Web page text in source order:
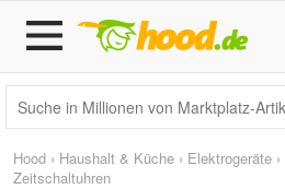
Hood › Haushalt & Küche › Elektrogeräte ›
Zeitschaltuhren